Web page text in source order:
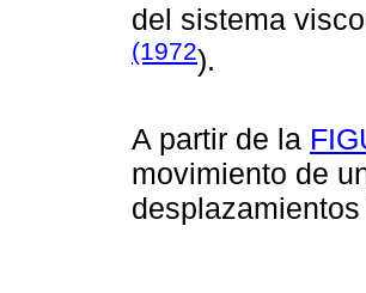
del sistema
(1972).
A partir de la
movimiento de